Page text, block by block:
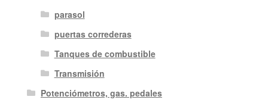
parasol
puertas correderas
Tanques de combustible
Transmisión
Potenciómetros, gas. pedales